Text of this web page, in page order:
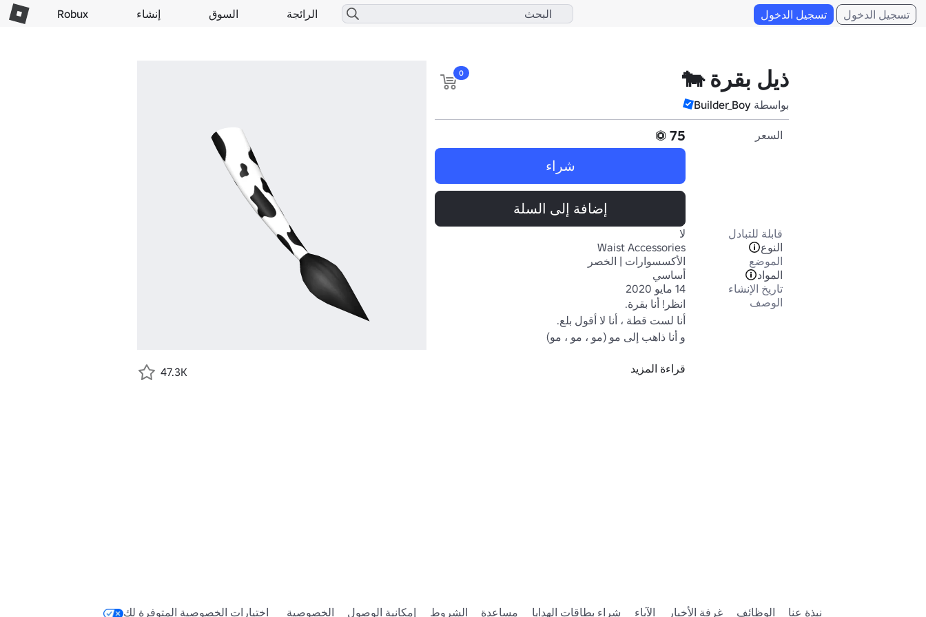
الرائجة السوق إنشاء Robux تسجيل الدخول تسجيل الدخول
ذيل بقرة 🐄
بواسطة Builder_Boy
0
السعر
75
شراء
إضافة إلى السلة
قابلة للتبادل
لا
النوع
Waist Accessories
الموضع
الأكسسوارات | الخصر
المواد
أساسي
تاريخ الإنشاء
14 مايو 2020
الوصف
متوفر الآن باللون الوردي:
قراءة المزيد 47.3K
نبذة عنا الوظائف غرفة الأخبار الآباء شراء بطاقات الهدايا مساعدة الشروط إمكانية الوصول الخصوصية اختيارات الخصوصية المتوفرة لك